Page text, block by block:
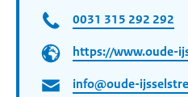
0031 315 292 292
https://www.oude-
info@oude-